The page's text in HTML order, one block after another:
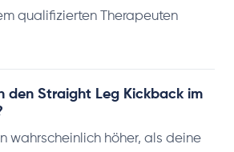
qualifizierten Therapeuten
den Straight Leg Kickback im
wahrscheinlich höher, als deine